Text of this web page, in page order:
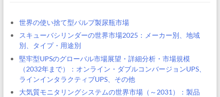
世界の使い捨て型パルプ製尿瓶市場
スキューバシリンダーの世界市場2025：メーカー別、地域
別、タイプ・用途別
堅牢型UPSのグローバル市場展望・詳細分析・市場規模
（2032年まで）：オンライン・ダブルコンバージョンUPS、
ラインインタラクティブUPS、その他
大気質モニタリングシステムの世界市場（～2031）：製品